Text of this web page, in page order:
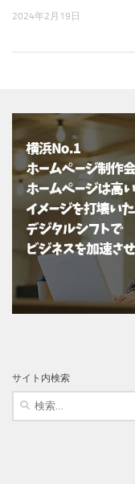
2024年2月19日
サイト内検索
検